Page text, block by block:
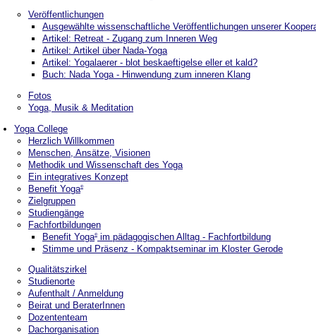
Veröffentlichungen
Ausgewählte wissenschaftliche Veröffentlichungen unserer
Artikel: Retreat - Zugang zum Inneren Weg
Artikel: Artikel über Nada-Yoga
Artikel: Yogalaerer - blot beskaeftigelse eller et kald?
Buch: Nada Yoga - Hinwendung zum inneren Klang
Fotos
Yoga, Musik & Meditation
Yoga College
Herzlich Willkommen
Menschen, Ansätze, Visionen
Methodik und Wissenschaft des Yoga
Ein integratives Konzept
Benefit Yoga®
Zielgruppen
Studiengänge
Fachfortbildungen
Benefit Yoga®im pädagogischen Alltag - Fachfortbildung
Stimme und Präsenz - Kompaktseminar im Kloster Gerode
Qualitätszirkel
Studienorte
Aufenthalt / Anmeldung
Beirat und BeraterInnen
Dozententeam
Dachorganisation